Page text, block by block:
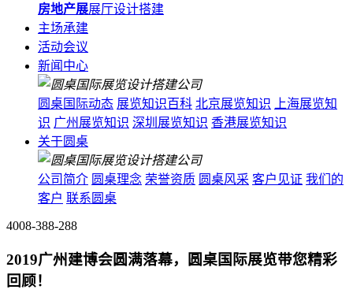
房地产展展厅设计搭建
主场承建
活动会议
新闻中心
圆桌国际动态 展览知识百科 北京展览知识
上海展览知
识 广州展览知识 深圳展览知识 香港展览知识
关于圆桌
公司简介 圆桌理念 荣誉资质 圆桌风采 客户见证 我们的
客户 联系圆桌
4008-388-288
2019广州建博会圆满落幕，圆桌国际展览带您精彩
回顾！